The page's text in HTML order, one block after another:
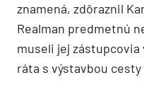
znamená, zdôraznil
Realman predmetnú
museli jej
ráta s výstavbou